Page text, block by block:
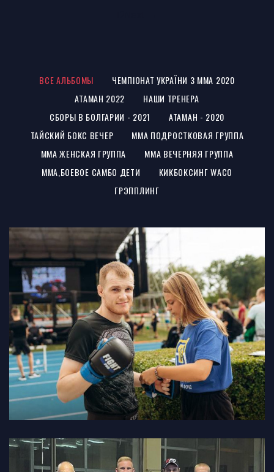
ВСЕ АЛЬБОМЫ
ЧЕМПІОНАТ УКРАЇНИ З ММА 2020
АТАМАН 2022
НАШИ ТРЕНЕРА
СБОРЫ В БОЛГАРИИ - 2021
АТАМАН - 2020
ТАЙСКИЙ БОКС ВЕЧЕР
ММА ПОДРОСТКОВАЯ ГРУППА
ММА ЖЕНСКАЯ ГРУППА
ММА ВЕЧЕРНЯЯ ГРУППА
ММА,БОЕВОЕ САМБО ДЕТИ
КИКБОКСИНГ WACO
ГРЭППЛИНГ